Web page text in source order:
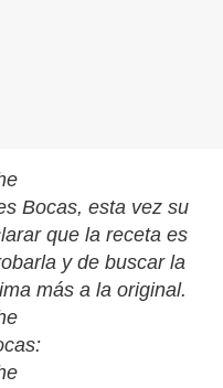
Bocas, esta vez su
que la receta es
y de buscar la
más a la original.